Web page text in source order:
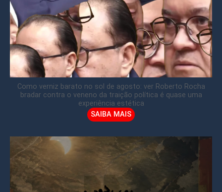
Como verniz barato no sol de agosto: ver Roberto Rocha
bradar contra o veneno da traição política é quase uma
experiência estética
SAIBA MAIS